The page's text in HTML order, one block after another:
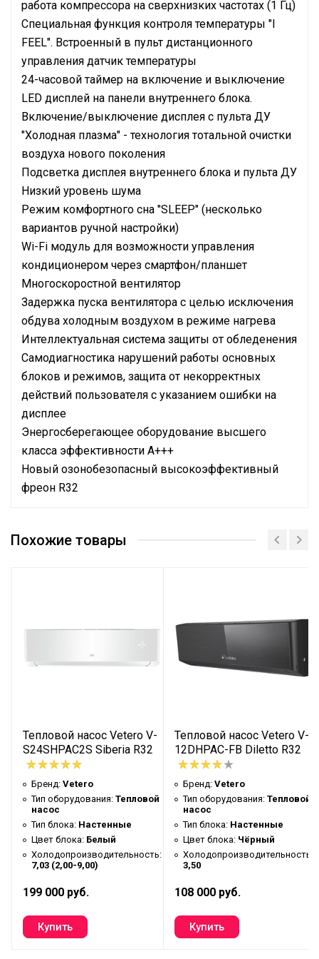
работа компрессора на сверхнизких частотах (1 Гц)
Специальная функция контроля температуры "I
FEEL". Встроенный в пульт дистанционного
управления датчик температуры
24-часовой таймер на включение и выключение
LED дисплей на панели внутреннего блока.
Включение/выключение дисплея с пульта ДУ
"Холодная плазма" - технология тотальной очистки
воздуха нового поколения
Подсветка дисплея внутреннего блока и пульта ДУ
Низкий уровень шума
Режим комфортного сна "SLЕЕР" (несколько
вариантов ручной настройки)
Wi-Fi модуль для возможности управления
кондиционером через смартфон/планшет
Многоскоростной вентилятор
Задержка пуска вентилятора с целью исключения
обдува холодным воздухом в режиме нагрева
Интеллектуальная система защиты от обледенения
Самодиагностика нарушений работы основных
блоков и режимов, защита от некорректных
действий пользователя с указанием ошибки на
дисплее
Энергосберегающее оборудование высшего
класса эффективности А+++
Новый озонобезопасный высокоэффективный
фреон R32
Тип оборудования
Теплопроизводительность
Потребляемая мощность
0,87
Мощность охлаждения кВт
3,5
Площадь помещения
40
Инвертор
Да
Длина магистрали. Max
20
Максимальный перепад
магистрали
10
6,35 (1/4") - 9,53
(3/8")
Уровень шума внутреннего
39/37/35/32/
Похожие товары
Тепловой насос Vetero V-
S24SHPAC2S Siberia R32
Бренд: Vetero
Тип оборудования: Тепловой
насос
Тип блока: Настенные
Цвет блока: Белый
Холодопроизводительность:
7,03 (2,00-9,00)
199 000 руб.
Тепловой насос Vetero V-
12DHPAC-FB Diletto R32
Бренд: Vetero
Тип оборудования: Тепловой
насос
Тип блока: Настенные
Цвет блока: Чёрный
Холодопроизводительность:
3,50
108 000 руб.